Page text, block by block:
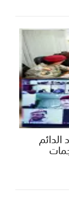
الدائم